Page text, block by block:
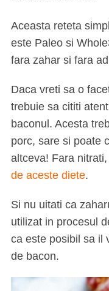
Aceasta reteta
este Paleo si
fara zahar si fara
Daca vreti sa o
trebuie sa cititi
baconul. Acesta
porc, sare si poate
altceva! Fara
de aceste diete.
Si nu uitati ca
utilizat in procesul
ca este posibil sa il
de bacon.